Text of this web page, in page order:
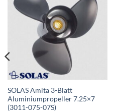
Auf die
Wunschliste
SOLAS Amita 3-Blatt
Aluminiumpropeller 7.25×7
(3011-075-07S)